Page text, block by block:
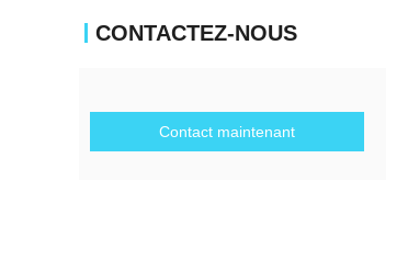
CONTACTEZ-NOUS
Contact maintenant